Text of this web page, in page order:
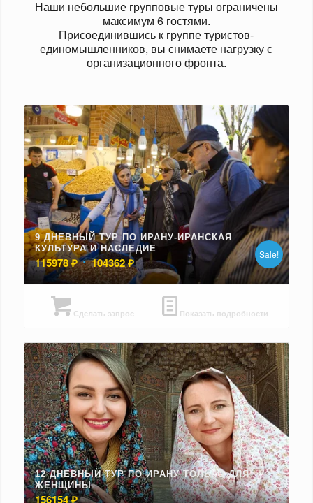
Наши небольшие групповые туры ограничены
максимум 6 гостями.
Присоединившись к группе туристов-
единомышленников, вы снимаете нагрузку с
организационного фронта.
9 ДНЕВНЫЙ ТУР ПО ИРАНУ-ИРАНСКАЯ
КУЛЬТУРА И НАСЛЕДИЕ
115978₽Первоначальная
цена
115978 ₽.
104362₽Текущая
цена:
104362 ₽.
Sale!
Сделать запрос Показать подробности
12 ДНЕВНЫЙ ТУР ПО ИРАНУ ТОЛЬКО ДЛЯ
ЖЕНЩИНЫ
156154₽